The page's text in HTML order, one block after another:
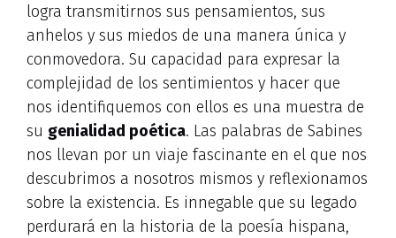
logra transmitirnos sus pensamientos, sus
anhelos y sus miedos de una manera única y
conmovedora. Su capacidad para expresar la
complejidad de los sentimientos y hacer que
nos identifiquemos con ellos es una muestra de
su genialidad poética. Las palabras de Sabines
nos llevan por un viaje fascinante en el que nos
descubrimos a nosotros mismos y reflexionamos
sobre la existencia. Es innegable que su legado
perdurará en la historia de la poesía hispana,